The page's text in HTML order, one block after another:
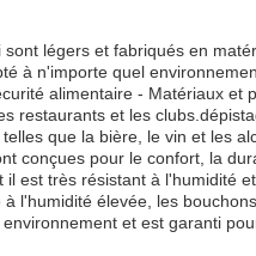
légers et fabriqués en
à n'importe quel
alimentaire - Matériaux et
restaurants et les
que la bière, le vin et les
conçues pour le confort, la
est très résistant à l'humidité
l'humidité élevée, les
et est garanti